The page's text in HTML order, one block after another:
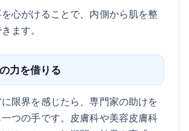
心がけることで、内側から肌を整
ます。
力を借りる
限界を感じたら、専門家の助けを
つの手です。皮膚科や美容皮膚科